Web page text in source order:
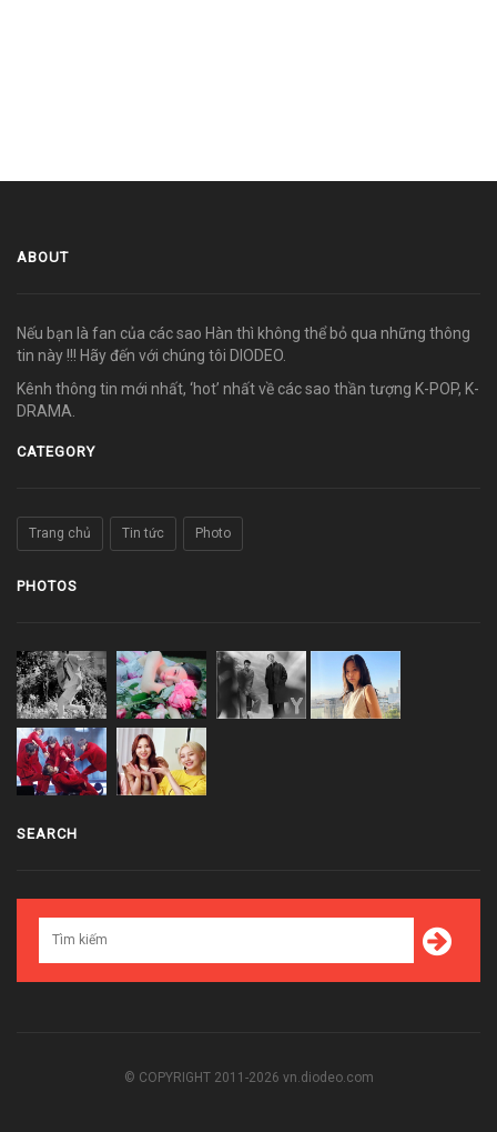
ABOUT
Nếu bạn là fan của các sao Hàn thì không thể bỏ qua những thông
tin này !!! Hãy đến với chúng tôi DIODEO.
Kênh thông tin mới nhất, ‘hot’ nhất về các sao thần tượng K-POP, K-
DRAMA.
CATEGORY
Trang chủ Tin tức Photo
PHOTOS
SEARCH
© COPYRIGHT 2011-2026 vn.diodeo.com